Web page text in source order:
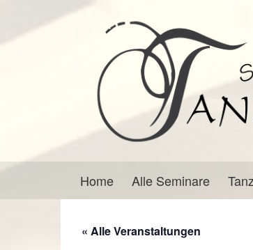
springen
Home Alle Seminare
« Alle Veranstaltungen